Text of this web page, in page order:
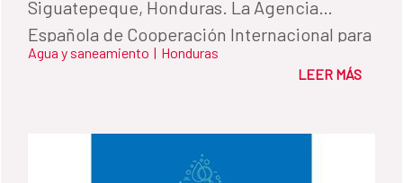
Siguatepeque, Honduras. La Agencia
Española de Cooperación Internacional para
el Desarrollo (AECID) aprobó la donación de
servicio de agua potable y saneamiento en
Agua y saneamiento | Honduras
LEER MÁS